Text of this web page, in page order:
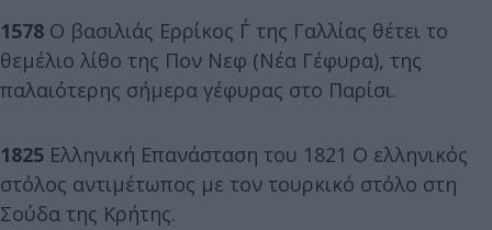
1578 Ο βασιλιάς Ερρίκος Γ΄ της Γαλλίας θέτει το
θεμέλιο λίθο της Πον Νεφ (Νέα Γέφυρα), της
παλαιότερης σήμερα γέφυρας στο Παρίσι.
1825 Ελληνική Επανάσταση του 1821 Ο ελληνικός
στόλος αντιμέτωπος με τον τουρκικό στόλο στη
Σούδα της Κρήτης.